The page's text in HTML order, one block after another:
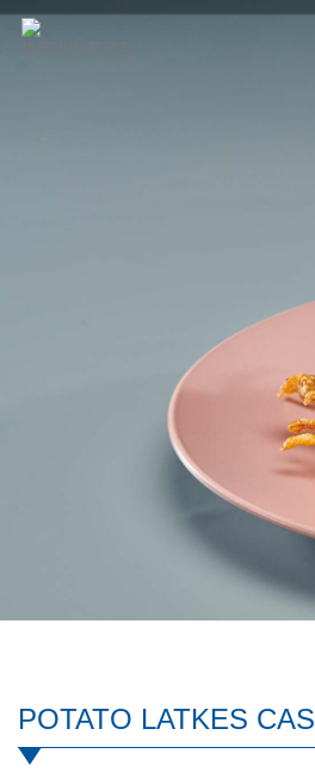
POTATO LATKES